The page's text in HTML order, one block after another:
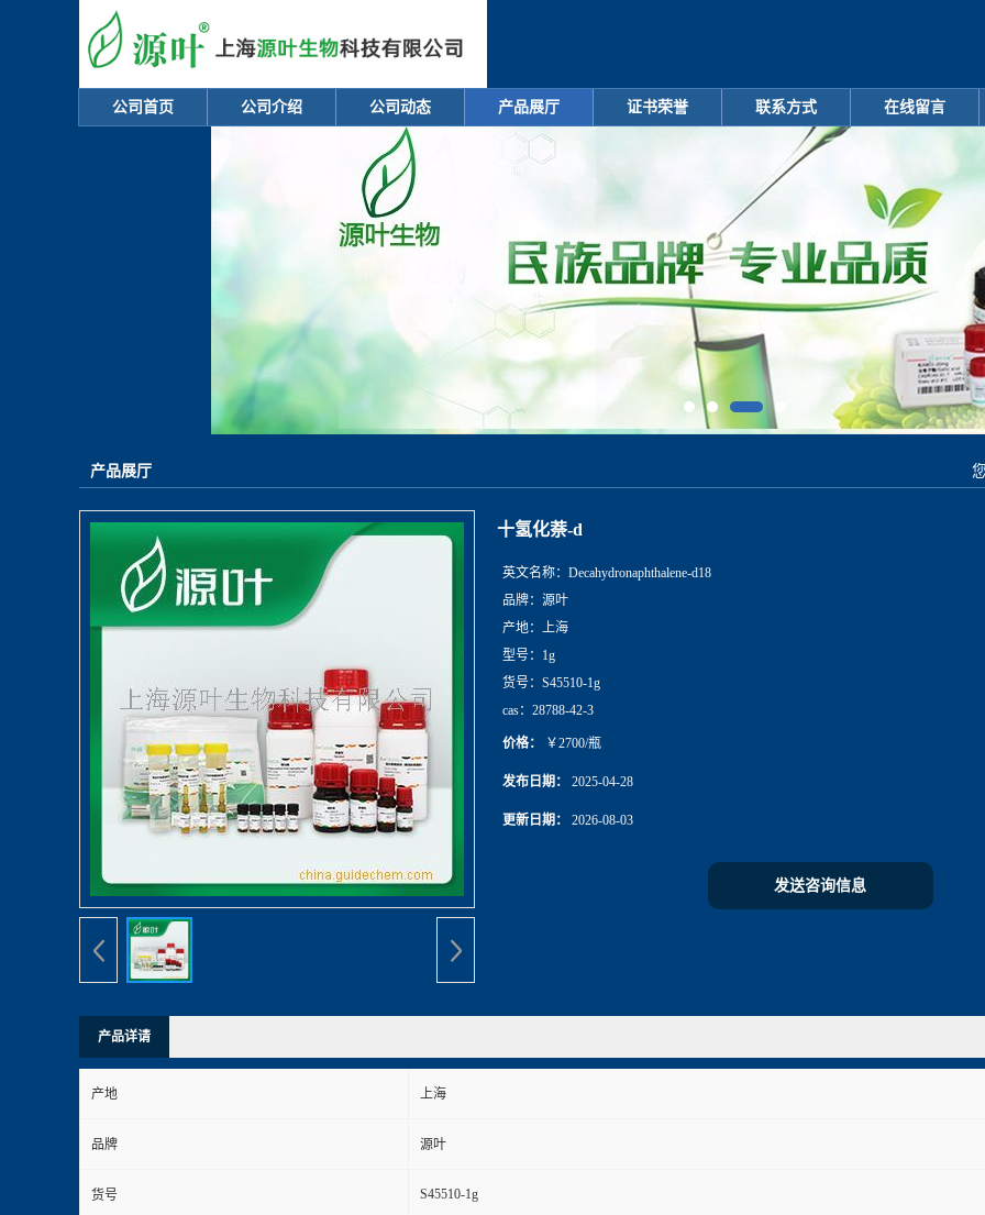
公司首页 公司介绍 公司动态 产品展厅 证书荣誉 联系方式 在线留言
产品展厅
十氢化萘-d
英文名称： Decahydronaphthalene-d18
品牌： 源叶
产地： 上海
型号： 1g
货号： S45510-1g
cas： 28788-42-3
价格： ￥2700/瓶
发布日期： 2025-04-28
更新日期： 2026-08-03
发送咨询信息
产品详请
产地 上海
品牌 源叶
货号 S45510-1g